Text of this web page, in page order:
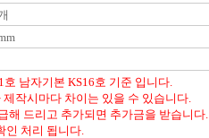
남자기본 KS16호 기준 입니다.
작시마다 차이는 있을 수 있습니다.
해 드리고 추가되면 추가금을 받습니다.
인 처리 됩니다.